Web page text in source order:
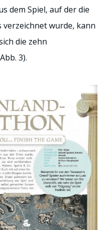
dem Spiel, auf der die
verzeichnet wurde, kann
die zehn
3).